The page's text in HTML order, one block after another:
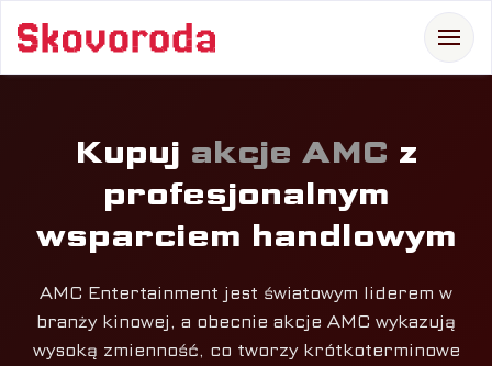
EN DE EL IT PL PT RO ES
Kupuj akcje AMC z
profesjonalnym
wsparciem handlowym
AMC Entertainment jest światowym liderem w
branży kinowej, a obecnie akcje AMC wykazują
wysoką zmienność, co tworzy krótkoterminowe